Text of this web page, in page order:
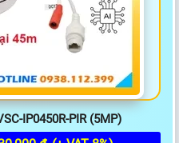
IP0450R-PIR (5MP)